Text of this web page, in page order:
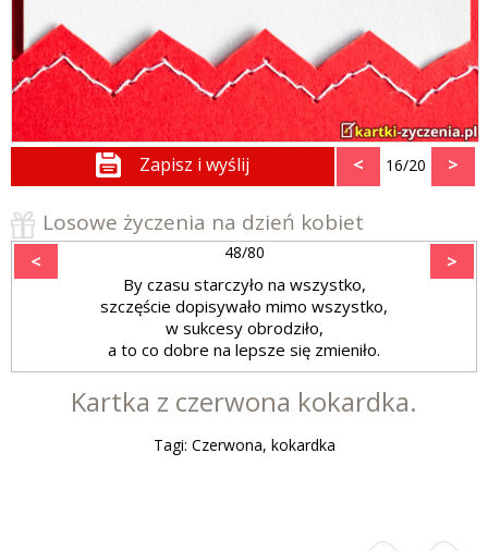
Zapisz i wyślij < 16/20 >
Losowe życzenia na dzień kobiet
< 48/80 >
By czasu starczyło na wszystko,
szczęście dopisywało mimo wszystko,
w sukcesy obrodziło,
a to co dobre na lepsze się zmieniło.
Kartka z czerwona kokardka.
Tagi: Czerwona, kokardka